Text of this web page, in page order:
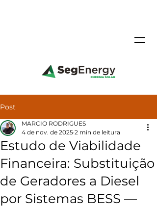
Post
Estudo de Viabilidade
Financeira: Substituição
de Geradores a Diesel
por Sistemas BESS —
MARCIO RODRIGUES
4 de nov. de 2025 2 min de leitura